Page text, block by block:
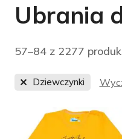
Ubrania
57–84 z 2277
Dziewczynki